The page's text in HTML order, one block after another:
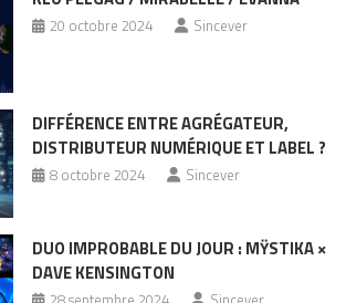
20 octobre 2024 Sincever
DIFFÉRENCE ENTRE AGRÉGATEUR,
DISTRIBUTEUR NUMÉRIQUE ET LABEL ?
8 octobre 2024 Sincever
DUO IMPROBABLE DU JOUR : MŸSTIKA ×
DAVE KENSINGTON